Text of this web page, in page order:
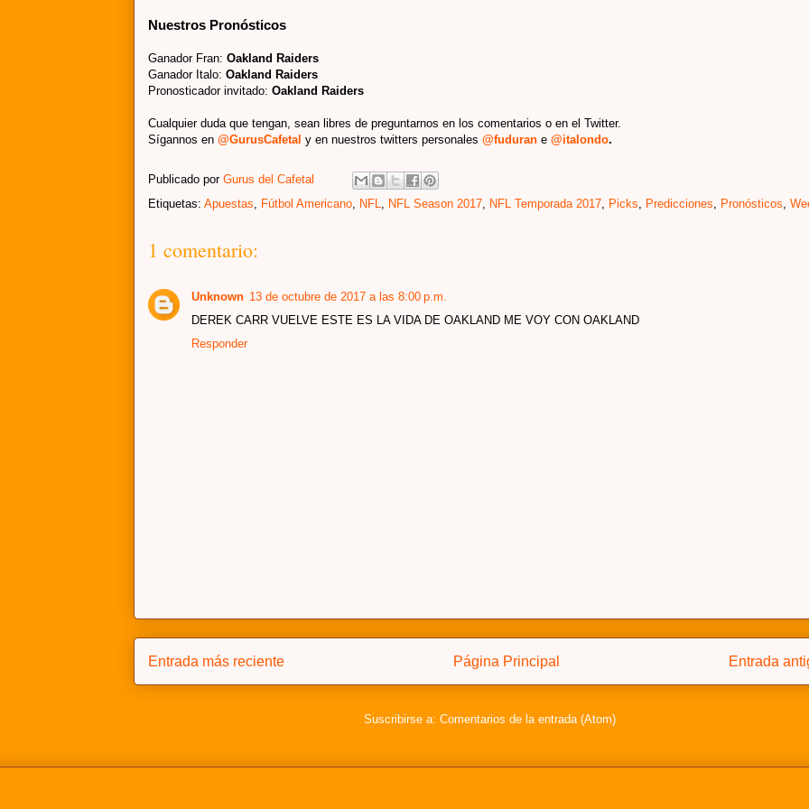
Nuestros Pronósticos
Ganador Fran: Oakland Raiders
Ganador Italo: Oakland Raiders
Pronosticador invitado: Oakland Raiders
Cualquier duda que tengan, sean libres de preguntarnos en los comentarios o en el Twitter.
Sígannos en @GurusCafetal y en nuestros twitters personales @fuduran e @italondo.
Publicado por Gurus del Cafetal
Etiquetas: Apuestas Fútbol Americano NFL NFL Season 2017 NFL Temporada 2017 Picks Predicciones Pronósticos
1 comentario:
Unknown 13 de octubre de 2017 a las 8:00 p.m.
DEREK CARR VUELVE ESTE ES LA VIDA DE OAKLAND ME VOY CON OAKLAND
Responder
Entrada más reciente Entrada
Página Principal
Suscribirse a: Comentarios de la entrada (Atom)